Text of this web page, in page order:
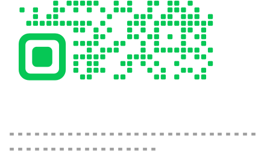
＝＝＝＝＝＝＝＝＝＝＝＝＝＝＝＝＝＝＝＝＝＝＝＝＝＝＝＝＝＝
＝＝＝＝＝＝＝＝＝＝＝＝＝＝＝＝＝＝